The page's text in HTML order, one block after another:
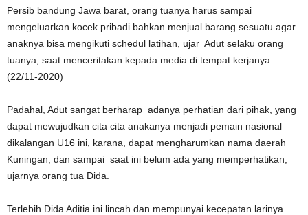
Persib bandung Jawa barat, orang tuanya harus sampai
mengeluarkan kocek pribadi bahkan menjual barang sesuatu agar
anaknya bisa mengikuti schedul latihan, ujar Adut selaku orang
tuanya, saat menceritakan kepada media di tempat kerjanya.
(22/11-2020)
Padahal, Adut sangat berharap adanya perhatian dari pihak, yang
dapat mewujudkan cita cita anakanya menjadi pemain nasional
dikalangan U16 ini, karana, dapat mengharumkan nama daerah
Kuningan, dan sampai saat ini belum ada yang memperhatikan,
ujarnya orang tua Dida.
Terlebih Dida Aditia ini lincah dan mempunyai kecepatan larinya